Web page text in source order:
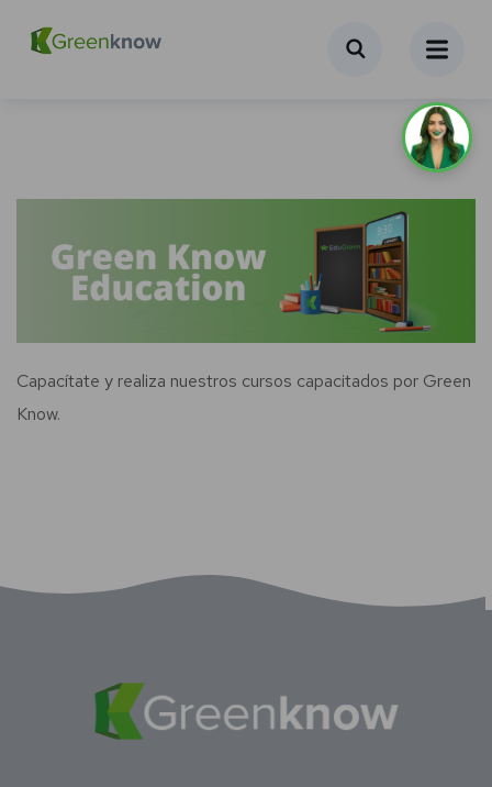
Capacítate y realiza nuestros cursos capacitados por Green
Know.